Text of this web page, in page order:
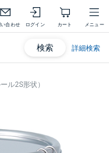
合わせ ログイン カート メニュー
検索 詳細検索
ル2S形状）